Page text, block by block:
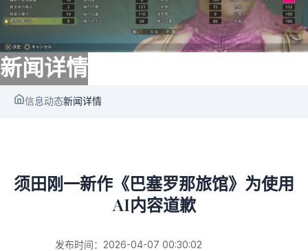
新闻详情
信息动态新闻详情
须田刚一新作《巴塞罗那旅馆》为使用
AI内容道歉
发布时间：2026-04-07 00:30:02